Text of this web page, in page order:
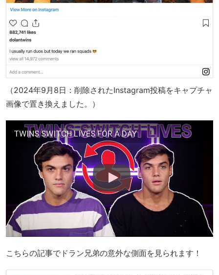
（2024年9月8日：削除されたInstagram投稿をキャプチャ
画像で置き換えました。）
TWINS SWITCH LIVES FOR A DAY
こちらの記事でドラン兄弟の意外な側面を見られます！